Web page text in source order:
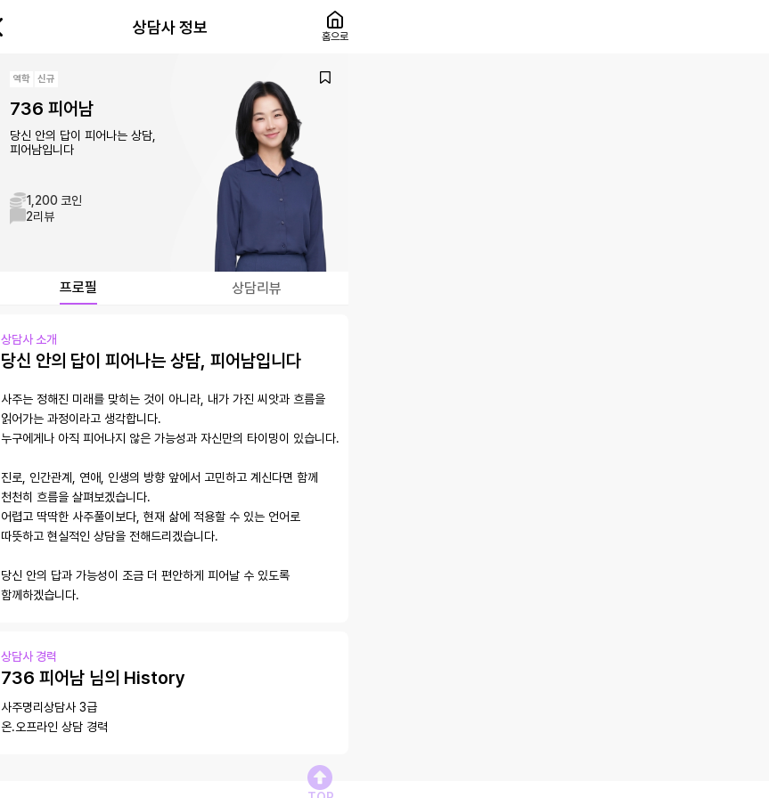
상담사 정보
홈으로
역학 신규
736 피어남
당신 안의 답이 피어나는 상담,
피어남입니다
1,200 코인
2리뷰
프로필 상담리뷰
상담사 소개
당신 안의 답이 피어나는 상담, 피어남입니다
사주는 정해진 미래를 맞히는 것이 아니라, 내가 가진 씨앗과 흐름을
읽어가는 과정이라고 생각합니다.
누구에게나 아직 피어나지 않은 가능성과 자신만의 타이밍이 있습니다.
진로, 인간관계, 연애, 인생의 방향 앞에서 고민하고 계신다면 함께
천천히 흐름을 살펴보겠습니다.
어렵고 딱딱한 사주풀이보다, 현재 삶에 적용할 수 있는 언어로
따뜻하고 현실적인 상담을 전해드리겠습니다.
당신 안의 답과 가능성이 조금 더 편안하게 피어날 수 있도록
함께하겠습니다.
상담사 경력
736 피어남 님의 History
사주명리상담사 3급
온.오프라인 상담 경력